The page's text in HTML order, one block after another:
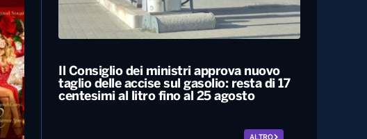
Il Consiglio dei ministri approva nuovo
taglio delle accise sul gasolio: resta di 17
centesimi al litro fino al 25 agosto